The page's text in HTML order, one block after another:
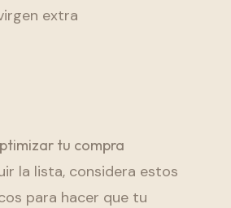
extra
tu compra
la lista, considera estos
para hacer que tu